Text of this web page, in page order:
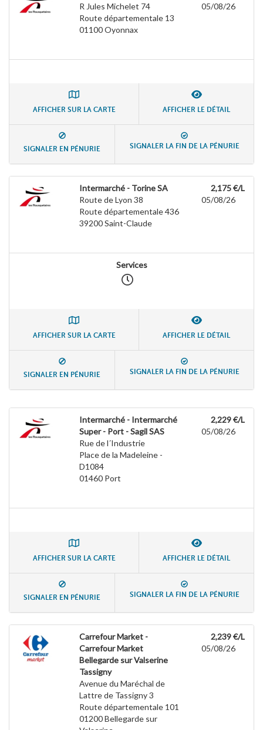
R Jules Michelet 74
Route départementale 13
01100Oyonnax
05/08/26
AFFICHER SUR LA CARTE AFFICHER LE DÉTAIL
SIGNALER EN PÉNURIE SIGNALER LA FIN DE LA PÉNURIE
Intermarché - Torine SA
Route de Lyon 38
Route départementale 436
39200Saint-Claude
2,175 €/L
05/08/26
Services
AFFICHER SUR LA CARTE AFFICHER LE DÉTAIL
SIGNALER EN PÉNURIE SIGNALER LA FIN DE LA PÉNURIE
Intermarché - Intermarché
Super - Port - Sagil SAS
Rue de l´Industrie
Place de la Madeleine -
D1084
01460 Port
2,229 €/L
05/08/26
AFFICHER SUR LA CARTE AFFICHER LE DÉTAIL
SIGNALER EN PÉNURIE SIGNALER LA FIN DE LA PÉNURIE
Carrefour Market -
Carrefour Market
Bellegarde sur Valserine
Tassigny
Avenue du Maréchal de
Lattre de Tassigny 3
Route départementale 101
01200Bellegarde sur
2,239 €/L
05/08/26